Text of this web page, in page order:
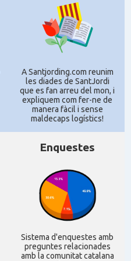
A Santjording.com reunim
les diades de SantJordi
que es fan arreu del mon, i
expliquem com fer-ne de
manera fàcil i sense
maldecaps logí­stics!
Enquestes
Sistema d'enquestes amb
preguntes relacionades
amb la comunitat catalana